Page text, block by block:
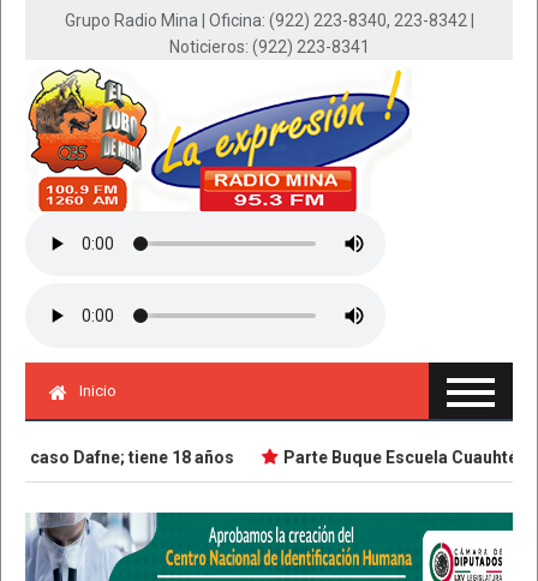
Grupo Radio Mina | Oficina: (922) 223-8340, 223-8342 |
Noticieros: (922) 223-8341
Inicio
Dafne; tiene 18 años Parte Buque Escuela